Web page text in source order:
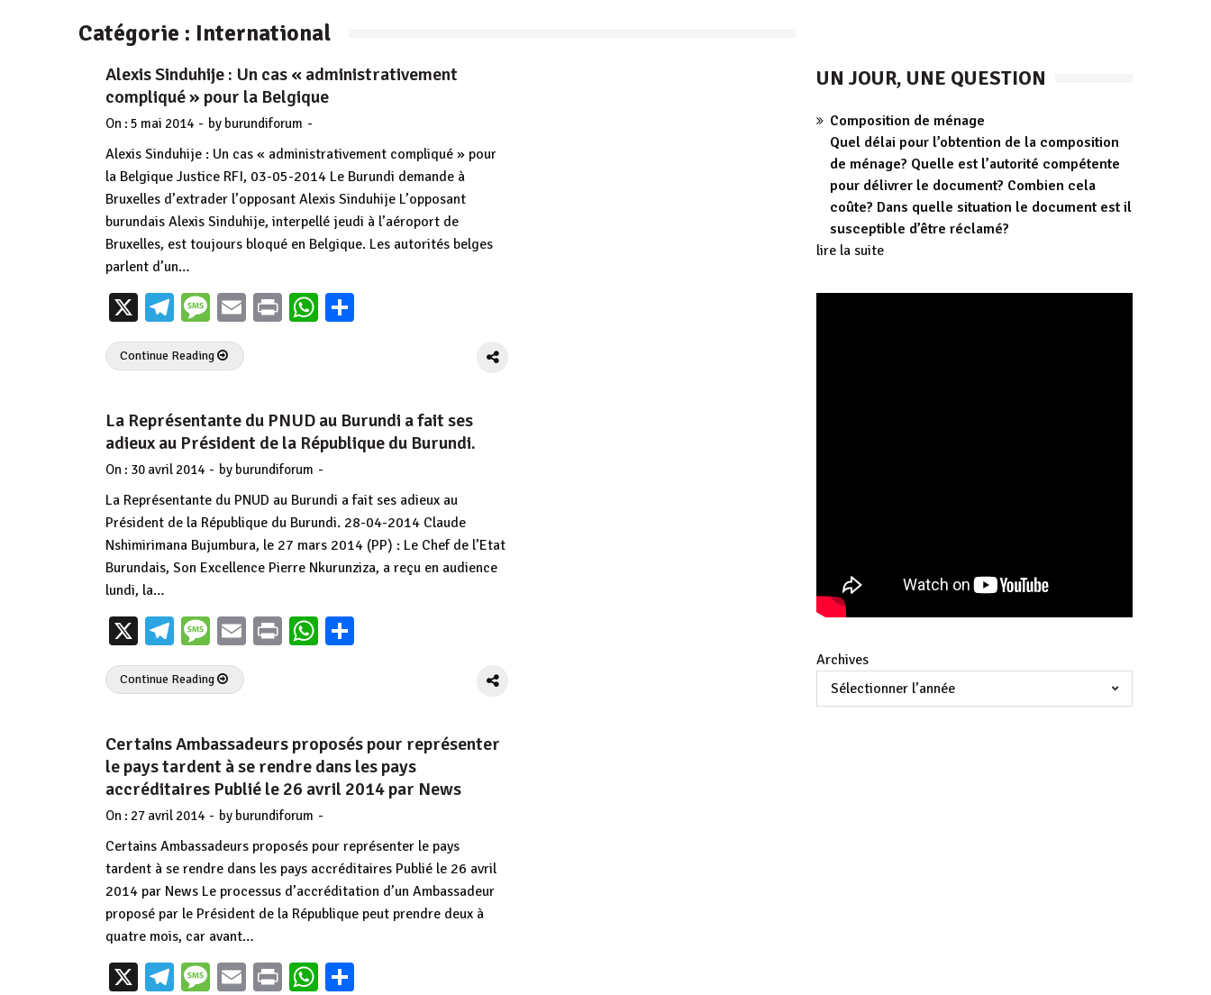
Catégorie : International
Alexis Sinduhije : Un cas « administrativement
compliqué » pour la Belgique
On : 5 mai 2014 - by burundiforum -
Alexis Sinduhije : Un cas « administrativement compliqué » pour
la Belgique Justice RFI, 03-05-2014 Le Burundi demande à
Bruxelles d’extrader l’opposant Alexis Sinduhije L’opposant
burundais Alexis Sinduhije, interpellé jeudi à l’aéroport de
Bruxelles, est toujours bloqué en Belgique. Les autorités belges
parlent d’un…
X Telegram
Message
EmailPrintWhatsApp
Continue Reading
La Représentante du PNUD au Burundi a fait ses
adieux au Président de la République du Burundi.
On : 30 avril 2014 - by burundiforum -
La Représentante du PNUD au Burundi a fait ses adieux au
Président de la République du Burundi. 28-04-2014 Claude
Nshimirimana Bujumbura, le 27 mars 2014 (PP) : Le Chef de l’Etat
Burundais, Son Excellence Pierre Nkurunziza, a reçu en audience
lundi, la…
X Telegram
Message
EmailPrintWhatsApp
Continue Reading
Certains Ambassadeurs proposés pour représenter
le pays tardent à se rendre dans les pays
accréditaires Publié le 26 avril 2014 par News
On : 27 avril 2014 - by burundiforum -
Certains Ambassadeurs proposés pour représenter le pays
tardent à se rendre dans les pays accréditaires Publié le 26 avril
2014 par News Le processus d’accréditation d’un Ambassadeur
proposé par le Président de la République peut prendre deux à
quatre mois, car avant…
X Telegram
Message
EmailPrintWhatsApp
UN JOUR, UNE QUESTION
Composition de ménage
Quel délai pour l’obtention de la composition
de ménage? Quelle est l’autorité compétente
pour délivrer le document? Combien cela
coûte? Dans quelle situation le document est il
susceptible d’être réclamé?
lire la suite
Archives